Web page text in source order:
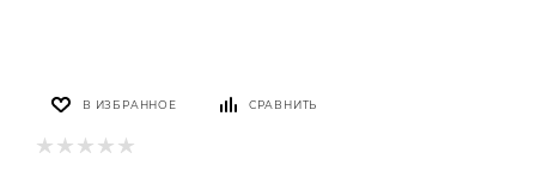
В ИЗБРАННОЕ СРАВНИТЬ